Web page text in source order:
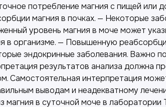
потребление магния с пищей или
магния в почках. — Некоторые
уровень магния в моче может
в организме. — Повышенную
эндокринные заболевания. Важно
результатов анализа должна
Самостоятельная интерпретация
выводам и неадекватному
магния в суточной моче в